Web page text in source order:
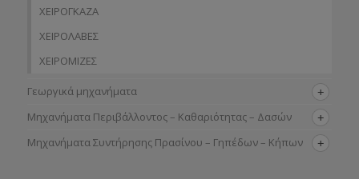
ΧΕΙΡΟΓΚΑΖΑ
ΧΕΙΡΟΛΑΒΕΣ
ΧΕΙΡΟΜΙΖΕΣ
Γεωργικά μηχανήματα
Μηχανήματα Περιβάλλοντος – Καθαριότητας – Δασών
Μηχανήματα Συντήρησης Πρασίνου – Γηπέδων – Κήπων